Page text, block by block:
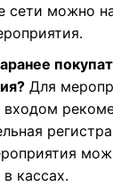
сети можно
Для
кассах.